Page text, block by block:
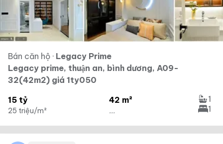
Bán căn hộ · Legacy Prime
Legacy prime, thuận an, bình dương, A09-
32(42m2) giá 1ty050
15 tỷ
25 triệu/m²
42 m²
...
1
1